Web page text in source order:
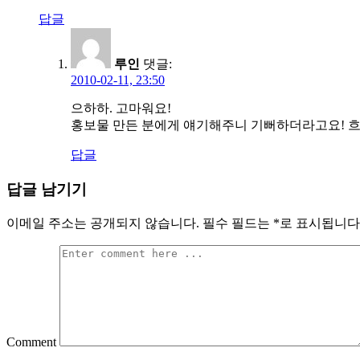
답글
루인 댓글:
2010-02-11, 23:50
으하하. 고마워요!
홍보물 만든 분에게 얘기해주니 기뻐하더라고요!
답글
답글 남기기
이메일 주소는 공개되지 않습니다. 필수 필드는 *로 표시됩니다
Comment